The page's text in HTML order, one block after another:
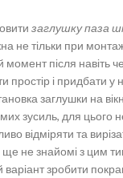
заглушку паза
не тільки при
момент після навіть
простір і придбати
заглушки на
зусиль, для цього
відміряти та
ще не знайомі з цим
зробити